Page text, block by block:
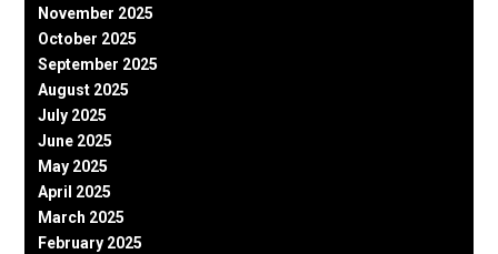
November 2025
October 2025
September 2025
August 2025
July 2025
June 2025
May 2025
April 2025
March 2025
February 2025